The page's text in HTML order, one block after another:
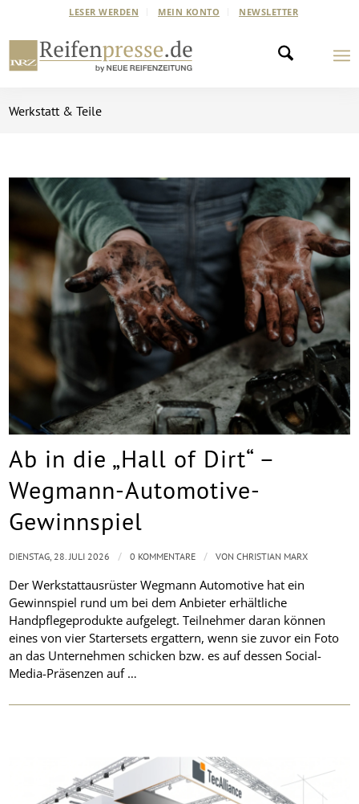
LESER WERDEN MEIN KONTO NEWSLETTER
Werkstatt & Teile
Ab in die „Hall of Dirt“ –
Wegmann-Automotive-
Gewinnspiel
Der Werkstattausrüster Wegmann Automotive hat ein
Gewinnspiel rund um bei dem Anbieter erhältliche
Handpflegeprodukte aufgelegt. Teilnehmer daran können
eines von vier Startersets ergattern, wenn sie zuvor ein Foto
an das Unternehmen schicken bzw. es auf dessen Social-
Media-Präsenzen auf …
DIENSTAG, 28. JULI 2026 / 0 KOMMENTARE / VONCHRISTIAN MARX